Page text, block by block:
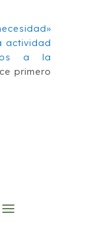
actividad
a la
primero